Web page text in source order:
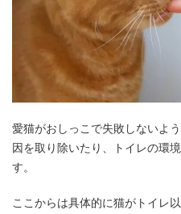
愛猫がおしっこで失敗しないよ
因を取り除いたり、トイレの環
す。
ここからは具体的に猫がトイレ